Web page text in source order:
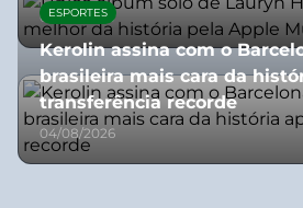
06/08/2026
ESPORTES
Kerolin assina com o
brasileira mais cara da
transferência recorde
04/08/2026